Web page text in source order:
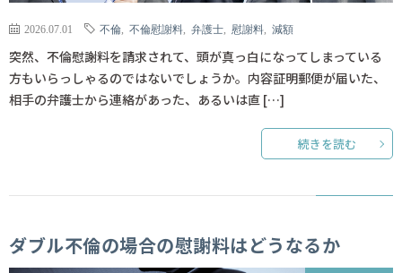
2026.07.01 不倫 不倫慰謝料 弁護士 慰謝料 減額
突然、不倫慰謝料を請求されて、頭が真っ白になってしまっている
方もいらっしゃるのではないでしょうか。内容証明郵便が届いた、
相手の弁護士から連絡があった、あるいは直 […]
続きを読む
ダブル不倫の場合の慰謝料はどうなるか